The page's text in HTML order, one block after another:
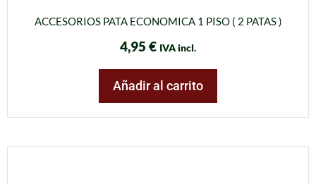
ACCESORIOS PATA ECONOMICA 1 PISO ( 2 PATAS )
4,95 € IVA incl.
Añadir al carrito